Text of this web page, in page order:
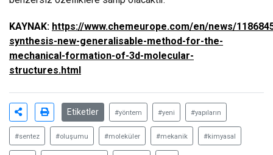
KAYNAK: https://www.chemeurope.com/en/news/
synthesis-new-generalisable-method-for-the-
mechanical-formation-of-3d-molecular-
structures.html
Etiketler #yöntem #yeni #yapıların
#sentez #oluşumu #moleküler #mekanik #kimyasal